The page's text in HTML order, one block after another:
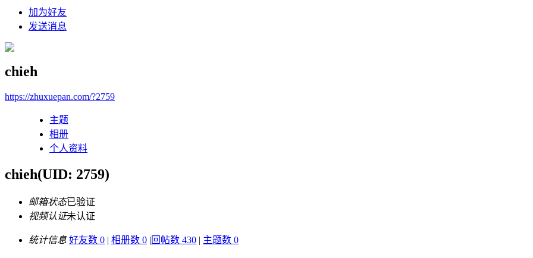
加为好友
发送消息
chieh
https://zhuxuepan.com/?2759
主题
相册
个人资料
chieh(UID: 2759)
邮箱状态已验证
视频认证未认证
统计信息 好友数 0 | 相册数 0 |回帖数 430 | 主题数 0